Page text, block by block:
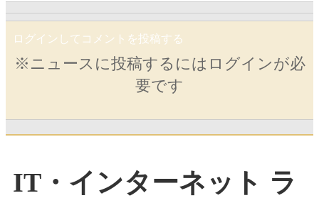
ログインしてコメントを投稿する
※ニュースに投稿するにはログインが必
要です
IT・インターネット ラ